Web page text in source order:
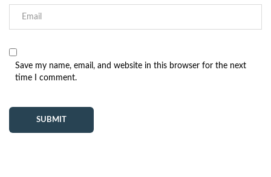
Save my name, email, and website in this browser for the next
time I comment.